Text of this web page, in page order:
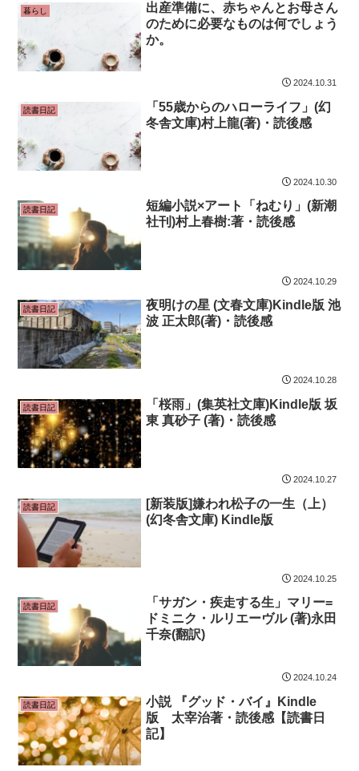
暮らし
出産準備に、赤ちゃんとお母さん
のために必要なものは何でしょう
か。
2024.10.31
読書日記
「55歳からのハローライフ」(幻
冬舎文庫)村上龍(著)・読後感
2024.10.30
読書日記
短編小説×アート「ねむり」(新潮
社刊)村上春樹:著・読後感
2024.10.29
読書日記
夜明けの星 (文春文庫)Kindle版 池
波 正太郎(著)・読後感
2024.10.28
読書日記
「桜雨」(集英社文庫)Kindle版 坂
東 真砂子 (著)・読後感
2024.10.27
読書日記
[新装版]嫌われ松子の一生（上）
(幻冬舎文庫) Kindle版
2024.10.25
読書日記
「サガン・疾走する生」マリー=
ドミニク・ルリエーヴル (著)永田
千奈(翻訳)
2024.10.24
読書日記
小説 『グッド・バイ』Kindle
版 太宰治著・読後感【読書日
記】